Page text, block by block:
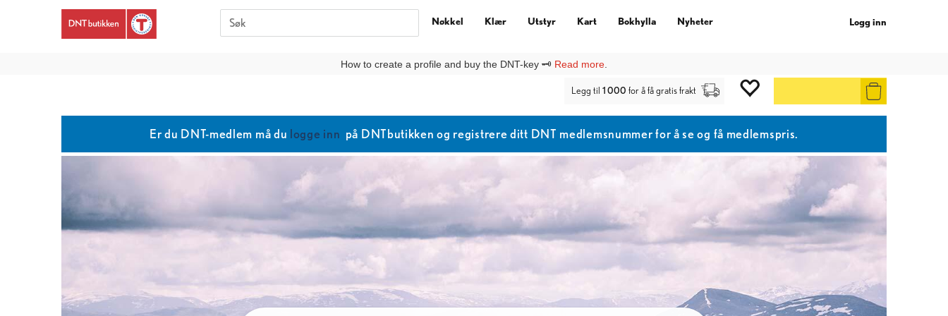
Logg inn
How to create a profile and buy the DNT-key 🗝️ Read more
Nøkkel Klær Utstyr Kart Bokhylla Nyheter
Legg til 1 000 for å få gratis frakt
Er du DNT-medlem må du logge inn på DNTbutikken og registrere ditt DNT medlemsnummer for å se og få medlemspris.